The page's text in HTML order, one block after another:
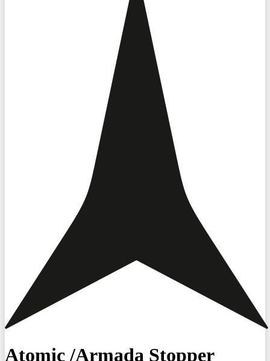
Atomic /Armada Stopper